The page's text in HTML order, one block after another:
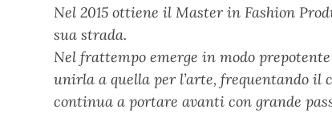
Nel 2015 ottiene il Master in Fashion
sua strada.
Nel frattempo emerge in modo
unirla a quella per l’arte, frequentando il
continua a portare avanti con grande